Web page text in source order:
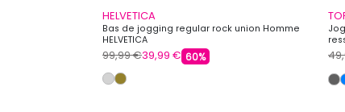
HELVETICA
Bas de jogging regular rock union Homme
HELVETICA
99,99 €39,99 € 60%